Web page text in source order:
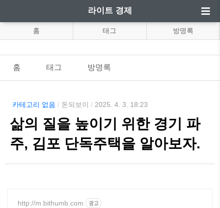
라이트 경제
홈 태그 방명록
홈 태그 방명록
카테고리 없음 / 돈되보이 / 2025. 4. 3. 18:23
삶의 질을 높이기 위한 경기 파
주, 김포 단독주택을 알아보자.
http://m.bithumb.com 광고